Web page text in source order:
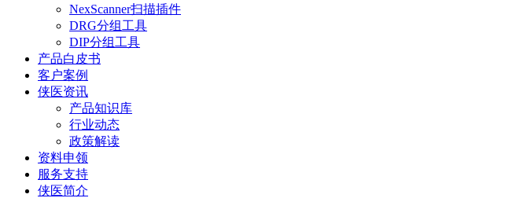
NexScanner扫描插件
DRG分组工具
DIP分组工具
产品白皮书
客户案例
侠医资讯
产品知识库
行业动态
政策解读
资料申领
服务支持
侠医简介